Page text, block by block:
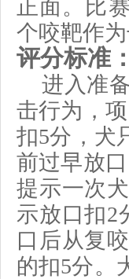
正面。比
个咬靶作为
评分标准：
进入准
击行为，项
扣5分， 犬
前过早放
提示一次
示放口扣2
口后从复
的扣5分。